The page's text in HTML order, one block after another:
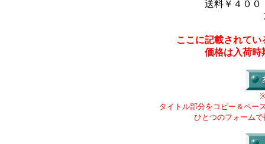
送料￥４００
ここに記載されて
価格は入荷時
タイトル部分をコピー＆ペー
ひとつのフォーム